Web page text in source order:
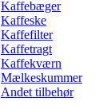
Kaffebæger
Kaffeske
Kaffefilter
Kaffetragt
Kaffekværn
Mælkeskummer
Andet tilbehør